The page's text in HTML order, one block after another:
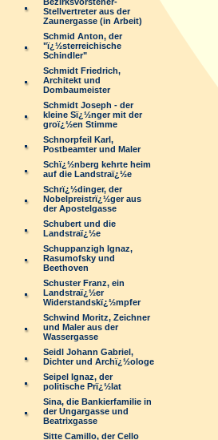
Stellvertreter aus der
Zaunergasse (in Arbeit)
Schmid Anton, der
"ï¿½sterreichische
Schindler"
Schmidt Friedrich,
Architekt und
Dombaumeister
Schmidt Joseph - der
kleine Sï¿½nger mit der
groï¿½en Stimme
Schnorpfeil Karl,
Postbeamter und Maler
Schï¿½nberg kehrte heim
auf die Landstraï¿½e
Schrï¿½dinger, der
Nobelpreistrï¿½ger aus
der Apostelgasse
Schubert und die
Landstraï¿½e
Schuppanzigh Ignaz,
Rasumofsky und
Beethoven
Schuster Franz, ein
Landstraï¿½er
Widerstandskï¿½mpfer
Schwind Moritz, Zeichner
und Maler aus der
Wassergasse
Seidl Johann Gabriel,
Dichter und Archï¿½ologe
Seipel Ignaz, der
politische Prï¿½lat
Sina, die Bankierfamilie in
der Ungargasse und
Beatrixgasse
Sitte Camillo, der Cello